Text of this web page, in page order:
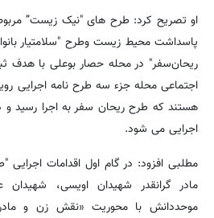
او تصریح کرد: طرح های "نیک زیست”
پاسداشت محیط زیست وطرح "سلامتیار
ریحان‌سفر" در محله حصار بوعلی با هدف
اجتماعی محله جزء سه طرح نامه اجرایی
هستند که طرح ریحان سفر به اجرا رسید و
اجرایی می شود.
مطلبی افزود: در گام اول اقدامات اجرایی
مادر گرانقدر شهیدان اویسی،
موحددانش با محوریت «نقش زن و مادر